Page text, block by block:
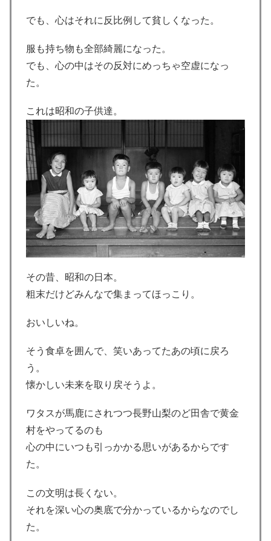
でも、心はそれに反比例して貧しくなった。
服も持ち物も全部綺麗になった。
でも、心の中はその反対にめっちゃ空虚になっ
た。
これは昭和の子供達。
その昔、昭和の日本。
粗末だけどみんなで集まってほっこり。
おいしいね。
そう食卓を囲んで、笑いあってたあの頃に戻ろ
う。
懐かしい未来を取り戻そうよ。
ワタスが馬鹿にされつつ長野山梨のど田舎で黄金
村をやってるのも
心の中にいつも引っかかる思いがあるからです
た。
この文明は長くない。
それを深い心の奥底で分かっているからなのでし
た。